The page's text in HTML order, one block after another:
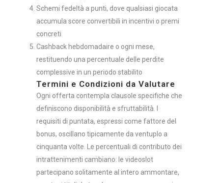
Schemi fedeltà a punti, dove qualsiasi giocata
accumula score convertibili in incentivi o premi
concreti
Cashback hebdomadaire o ogni mese,
restituendo una percentuale delle perdite
complessive in un periodo stabilito
Termini e Condizioni da Valutare
Ogni offerta contempla clausole specifiche che
definiscono disponibilità e sfruttabilità. I
requisiti di puntata, espressi come fattore del
bonus, oscillano tipicamente da ventuplo a
cinquanta volte. Le percentuali di contributo dei
intrattenimenti cambiano: le videoslot
partecipano solitamente al intero ammontare,